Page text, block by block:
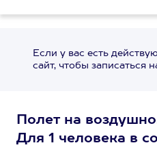
Если у вас есть
сайт, чтобы записаться
Полет на
Для 1 человека в